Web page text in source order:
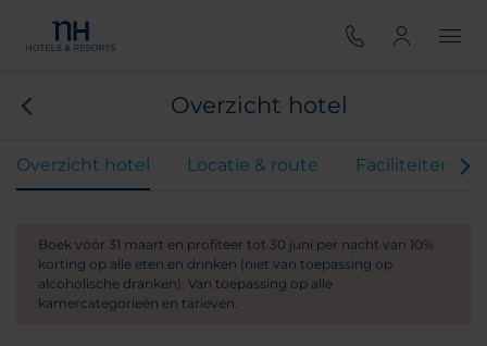
Overzicht hotel
Overzicht hotel Locatie & route Faciliteiten
Boek vóór 31 maart en profiteer tot 30 juni per nacht van 10%
korting op alle eten en drinken (niet van toepassing op
alcoholische dranken). Van toepassing op alle
kamercategorieën en tarieven.